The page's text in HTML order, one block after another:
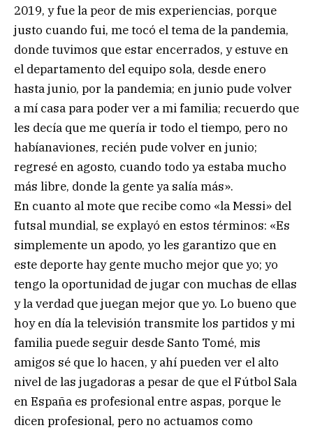
2019, y fue la peor de mis experiencias, porque
justo cuando fui, me tocó el tema de la pandemia,
donde tuvimos que estar encerrados, y estuve en
el departamento del equipo sola, desde enero
hasta junio, por la pandemia; en junio pude volver
a mí casa para poder ver a mi familia; recuerdo que
les decía que me quería ir todo el tiempo, pero no
habíanaviones, recién pude volver en junio;
regresé en agosto, cuando todo ya estaba mucho
más libre, donde la gente ya salía más».
En cuanto al mote que recibe como «la Messi» del
futsal mundial, se explayó en estos términos: «Es
simplemente un apodo, yo les garantizo que en
este deporte hay gente mucho mejor que yo; yo
tengo la oportunidad de jugar con muchas de ellas
y la verdad que juegan mejor que yo. Lo bueno que
hoy en día la televisión transmite los partidos y mi
familia puede seguir desde Santo Tomé, mis
amigos sé que lo hacen, y ahí pueden ver el alto
nivel de las jugadoras a pesar de que el Fútbol Sala
en España es profesional entre aspas, porque le
dicen profesional, pero no actuamos como